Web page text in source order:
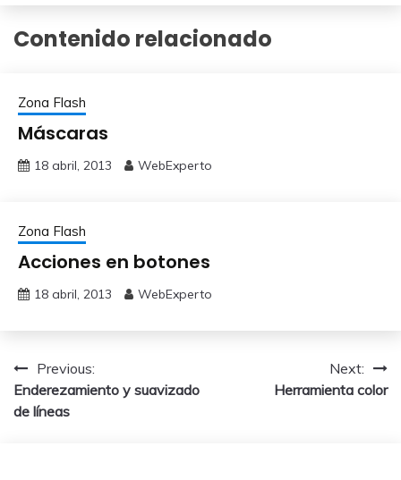
Contenido relacionado
Zona Flash
Máscaras
18 abril, 2013 WebExperto
Zona Flash
Acciones en botones
18 abril, 2013 WebExperto
Navegación
de
Previous:
Enderezamiento y suavizado
de líneas
Next:
Herramienta color